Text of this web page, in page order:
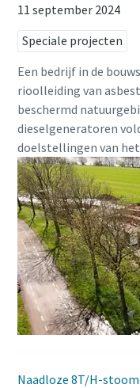
11 september 2024
Speciale projecten
Een bedrijf in de
rioolleiding van
beschermd
dieselgeneratoren
doelstellingen van
Naadloze 8T/H-